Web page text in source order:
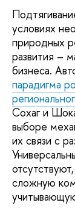
условиях
природных
развития –
бизнеса.
парадигма
Сохаг и
выборе
их связи с
сложную